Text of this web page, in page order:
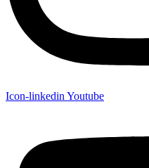
Icon-linkedin Youtube